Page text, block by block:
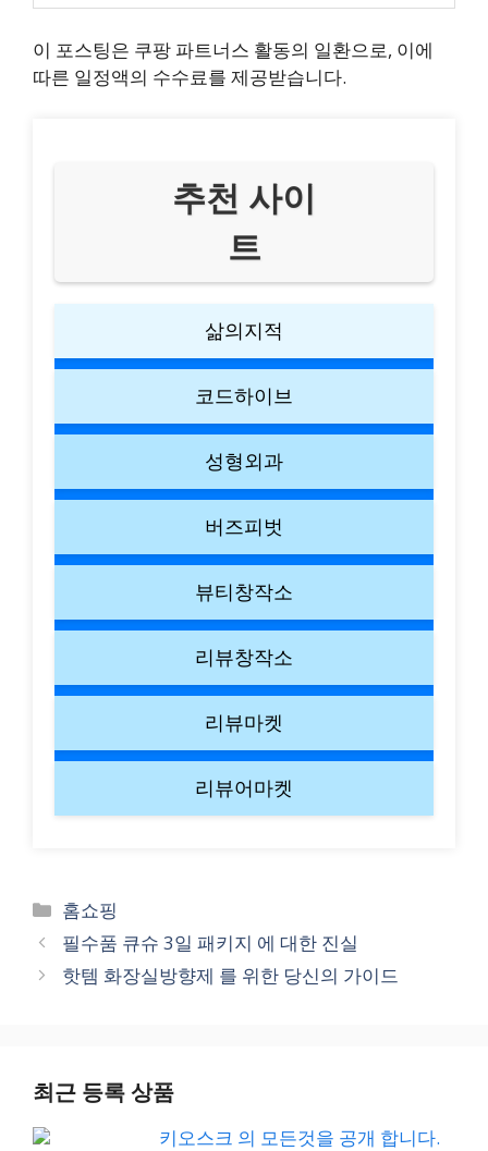
이 포스팅은 쿠팡 파트너스 활동의 일환으로, 이에
따른 일정액의 수수료를 제공받습니다.
추천 사이
트
삶의지적
코드하이브
성형외과
버즈피벗
뷰티창작소
리뷰창작소
리뷰마켓
리뷰어마켓
Categories
홈쇼핑
필수품 큐슈 3일 패키지 에 대한 진실
핫템 화장실방향제 를 위한 당신의 가이드
최근 등록 상품
키오스크 의 모든것을 공개 합니다.